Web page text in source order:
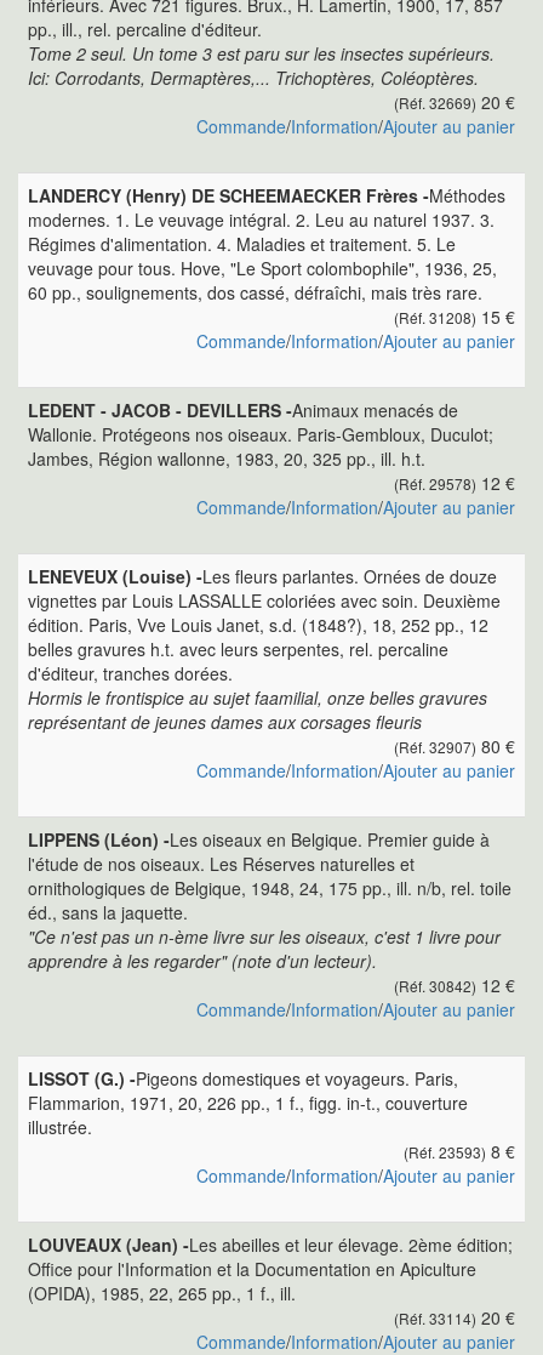
inférieurs. Avec 721 figures. Brux., H. Lamertin, 1900, 17, 857
pp., ill., rel. percaline d'éditeur.
Tome 2 seul. Un tome 3 est paru sur les insectes supérieurs.
Ici: Corrodants, Dermaptères,... Trichoptères, Coléoptères.
(Réf. 32669) 20 €
Commande/Information/Ajouter au panier
LANDERCY (Henry) DE SCHEEMAECKER Frères -Méthodes
modernes. 1. Le veuvage intégral. 2. Leu au naturel 1937. 3.
Régimes d'alimentation. 4. Maladies et traitement. 5. Le
veuvage pour tous. Hove, "Le Sport colombophile", 1936, 25,
60 pp., soulignements, dos cassé, défraîchi, mais très rare.
(Réf. 31208) 15 €
Commande/Information/Ajouter au panier
LEDENT - JACOB - DEVILLERS -Animaux menacés de
Wallonie. Protégeons nos oiseaux. Paris-Gembloux, Duculot;
Jambes, Région wallonne, 1983, 20, 325 pp., ill. h.t.
(Réf. 29578) 12 €
Commande/Information/Ajouter au panier
LENEVEUX (Louise) -Les fleurs parlantes. Ornées de douze
vignettes par Louis LASSALLE coloriées avec soin. Deuxième
édition. Paris, Vve Louis Janet, s.d. (1848?), 18, 252 pp., 12
belles gravures h.t. avec leurs serpentes, rel. percaline
d'éditeur, tranches dorées.
Hormis le frontispice au sujet faamilial, onze belles gravures
représentant de jeunes dames aux corsages fleuris
(Réf. 32907) 80 €
Commande/Information/Ajouter au panier
LIPPENS (Léon) -Les oiseaux en Belgique. Premier guide à
l'étude de nos oiseaux. Les Réserves naturelles et
ornithologiques de Belgique, 1948, 24, 175 pp., ill. n/b, rel. toile
éd., sans la jaquette.
"Ce n'est pas un n-ème livre sur les oiseaux, c'est 1 livre pour
apprendre à les regarder" (note d'un lecteur).
(Réf. 30842) 12 €
Commande/Information/Ajouter au panier
LISSOT (G.) -Pigeons domestiques et voyageurs. Paris,
Flammarion, 1971, 20, 226 pp., 1 f., figg. in-t., couverture
illustrée.
(Réf. 23593) 8 €
Commande/Information/Ajouter au panier
LOUVEAUX (Jean) -Les abeilles et leur élevage. 2ème édition;
Office pour l'Information et la Documentation en Apiculture
(OPIDA), 1985, 22, 265 pp., 1 f., ill.
(Réf. 33114) 20 €
Commande/Information/Ajouter au panier